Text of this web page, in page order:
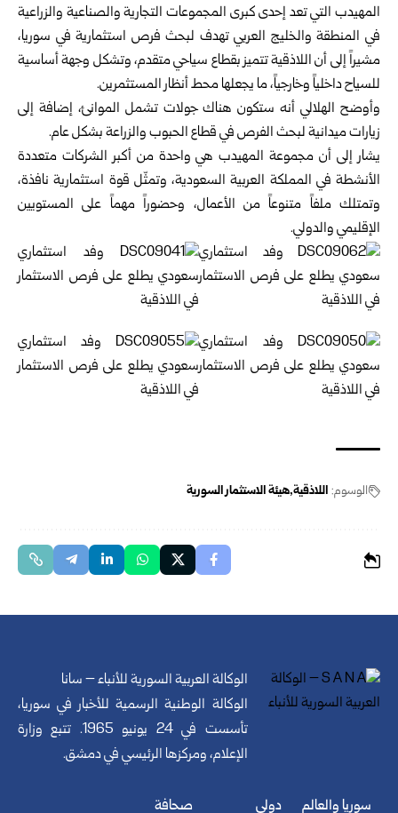
المهيدب التي تعد إحدى كبرى المجموعات ‏التجارية ‏والصناعية والزراعية
في المنطقة والخليج ‏العربي تهدف لبحث ‏فرص استثمارية في سوريا،
مشيراً ‏إلى أن اللاذقية تتميز بقطاع ‏سياحي متقدم، وتشكل وجهة ‏أساسية
للسياح داخلياً وخارجياً، ما ‏يجعلها محط أنظار ‏المستثمرين‎.‎
وأوضح الهلالي أنه ستكون هناك جولات تشمل الموانئ، ‏إضافة ‏إلى
زيارات ميدانية لبحث الفرص في قطاع ‏الحبوب والزراعة ‏بشكل عام‎.‎
يشار إلى أن مجموعة المهيدب هي واحدة من أكبر ‏الشركات ‏متعددة
الأنشطة في المملكة العربية السعودية، ‏وتمثّل قوة ‏استثمارية نافذة،
وتمتلك ملفاً متنوعاً من ‏الأعمال، وحضوراً م‏هماً على المستويين
الإقليمي ‏والدولي‎.‎
الوسوم: ‏اللاذقية‎ هيئة الاستثمار السورية
الوكالة العربية السورية للأنباء – سانا
الوكالة الوطنية الرسمية للأخبار في سوريا،
تأسست في 24 يونيو 1965. تتبع وزارة
الإعلام، ومركزها الرئيسي في دمشق.
سوريا والعالم دولي صحافة